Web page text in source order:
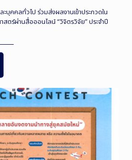
คคลทั่วไป ร่วมส่งผลงานเข้าประกวดใน
สตร์ผ่านสื่อออนไลน์ “วิจิตรวิจัย” ประจำปี